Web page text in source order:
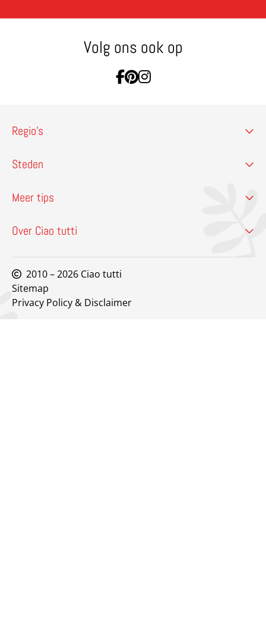
Volg ons ook op
Ga naar Facebook
Ga naar Pinterest
Ga naar Instagram
Regio’s
Steden
Meer tips
Over Ciao tutti
2010 – 2026 Ciao tutti
Sitemap
Privacy Policy & Disclaimer